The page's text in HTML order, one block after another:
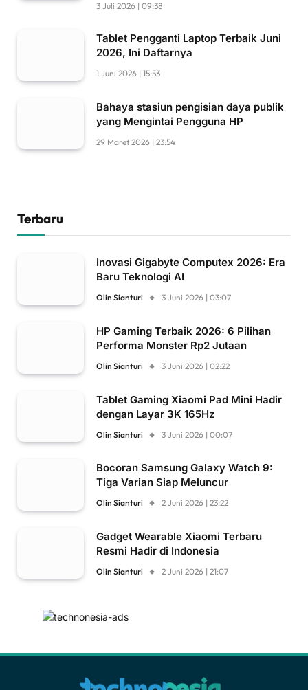
3 Juli 2026 | 09:38
Tablet Pengganti Laptop Terbaik Juni
2026, Ini Daftarnya
1 Juni 2026 | 15:53
Bahaya stasiun pengisian daya publik
yang Mengintai Pengguna HP
29 Maret 2026 | 23:54
Terbaru
Inovasi Gigabyte Computex 2026: Era
Baru Teknologi AI
Olin Sianturi 3 Juni 2026 | 03:07
HP Gaming Terbaik 2026: 6 Pilihan
Performa Monster Rp2 Jutaan
Olin Sianturi 3 Juni 2026 | 02:22
Tablet Gaming Xiaomi Pad Mini Hadir
dengan Layar 3K 165Hz
Olin Sianturi 3 Juni 2026 | 00:07
Bocoran Samsung Galaxy Watch 9:
Tiga Varian Siap Meluncur
Olin Sianturi 2 Juni 2026 | 23:22
Gadget Wearable Xiaomi Terbaru
Resmi Hadir di Indonesia
Olin Sianturi 2 Juni 2026 | 21:07